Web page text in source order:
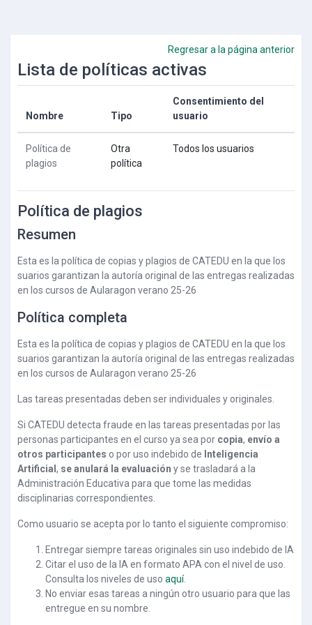
Regresar a la página anterior
Lista de políticas activas
Nombre Tipo
Consentimiento del
usuario
Política de
plagios
Otra
política
Todos los usuarios
Política de plagios
Resumen
Esta es la política de copias y plagios de CATEDU en la que los
suarios garantizan la autoría original de las entregas realizadas
en los cursos de Aularagon verano 25-26
Política completa
Esta es la política de copias y plagios de CATEDU en la que los
suarios garantizan la autoría original de las entregas realizadas
en los cursos de Aularagon verano 25-26
Las tareas presentadas deben ser individuales y originales.
Si CATEDU detecta fraude en las tareas presentadas por las
personas participantes en el curso ya sea por copia, envío a
otros participantes o por uso indebido de Inteligencia
Artificial , se anulará la evaluación y se trasladará a la
Administración Educativa para que tome las medidas
disciplinarias correspondientes.
Como usuario se acepta por lo tanto el siguiente compromiso:
Entregar siempre tareas originales sin uso indebido de IA
Citar el uso de la IA en formato APA con el nivel de uso.
Consulta los niveles de uso aquí.
No enviar esas tareas a ningún otro usuario para que las
entregue en su nombre.